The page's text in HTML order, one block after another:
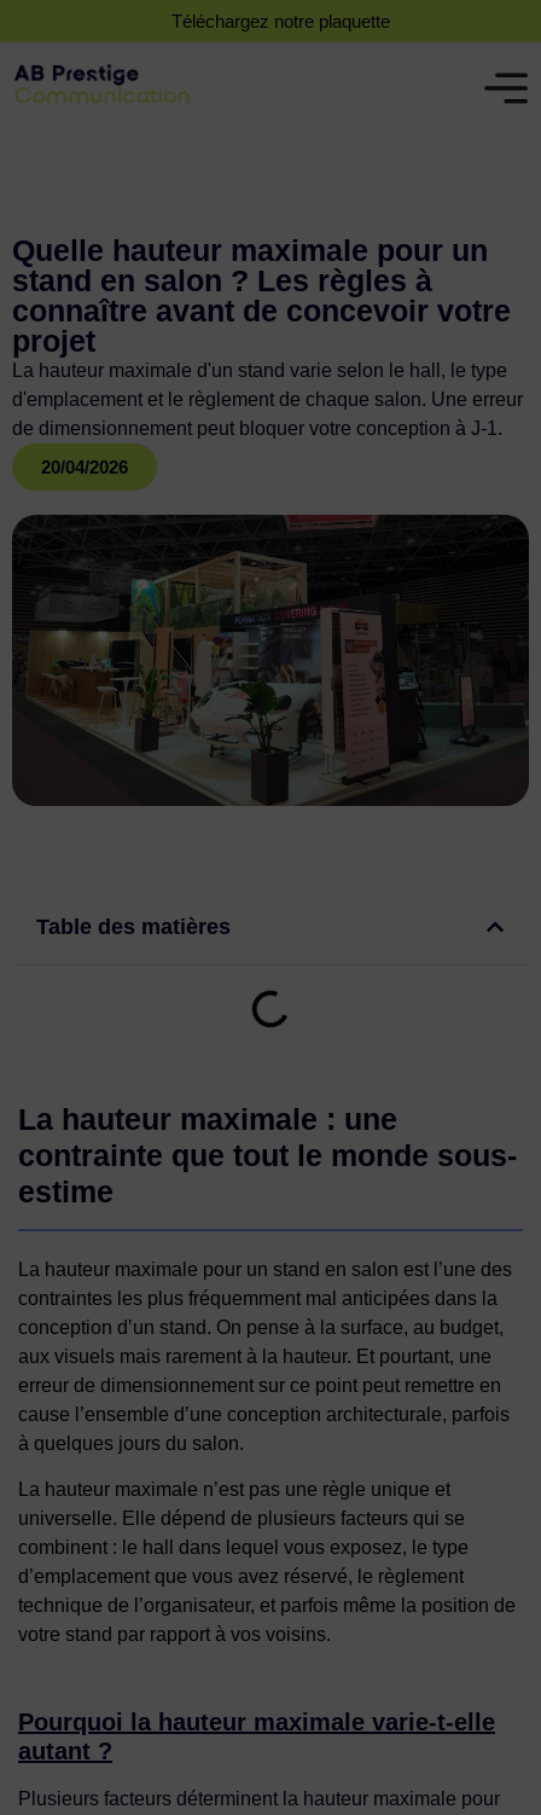
Téléchargez notre plaquette
Quelle hauteur maximale pour un
stand en salon ? Les règles à
connaître avant de concevoir votre
projet
La hauteur maximale d'un stand varie selon le hall, le type
d'emplacement et le règlement de chaque salon. Une erreur
de dimensionnement peut bloquer votre conception à J-1.
20/04/2026
Table des matières
La hauteur maximale : une
contrainte que tout le monde sous-
estime
La hauteur maximale pour un stand en salon est l’une des
contraintes les plus fréquemment mal anticipées dans la
conception d’un stand. On pense à la surface, au budget,
aux visuels mais rarement à la hauteur. Et pourtant, une
erreur de dimensionnement sur ce point peut remettre en
cause l’ensemble d’une conception architecturale, parfois
à quelques jours du salon.
La hauteur maximale n’est pas une règle unique et
universelle. Elle dépend de plusieurs facteurs qui se
combinent : le hall dans lequel vous exposez, le type
d’emplacement que vous avez réservé, le règlement
technique de l’organisateur, et parfois même la position de
votre stand par rapport à vos voisins.
Pourquoi la hauteur maximale varie-t-elle
autant ?
Plusieurs facteurs déterminent la hauteur maximale pour